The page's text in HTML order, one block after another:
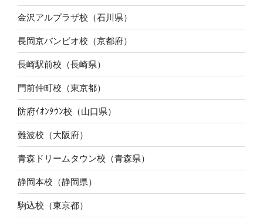
金沢アルプラザ校（石川県）
長岡京バンビオ校（京都府）
長崎駅前校（長崎県）
門前仲町校（東京都）
防府ｲｵﾝﾀｳﾝ校（山口県）
難波校（大阪府）
青森ドリームタウン校（青森県）
静岡本校（静岡県）
駒込校（東京都）